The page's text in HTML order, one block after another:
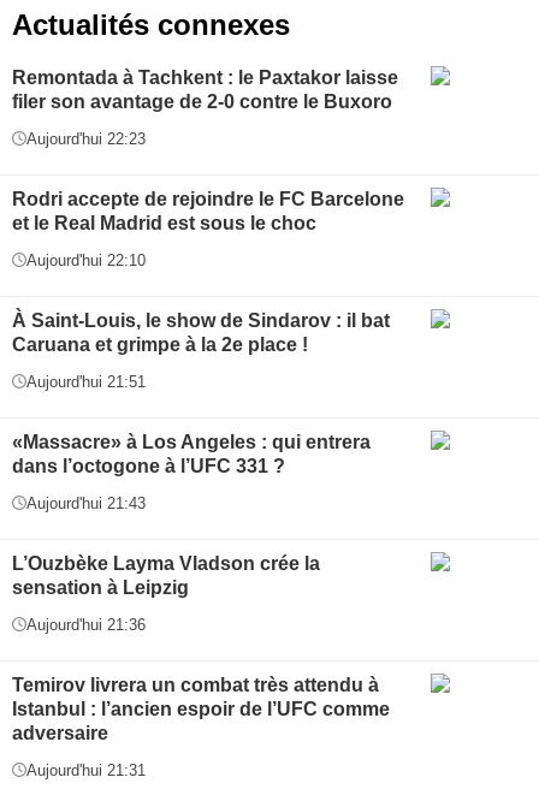
Actualités connexes
Remontada à Tachkent : le Paxtakor laisse
filer son avantage de 2-0 contre le Buxoro
Aujourd'hui 22:23
Rodri accepte de rejoindre le FC Barcelone
et le Real Madrid est sous le choc
Aujourd'hui 22:10
À Saint-Louis, le show de Sindarov : il bat
Caruana et grimpe à la 2e place !
Aujourd'hui 21:51
«Massacre» à Los Angeles : qui entrera
dans l’octogone à l’UFC 331 ?
Aujourd'hui 21:43
L’Ouzbèke Layma Vladson crée la
sensation à Leipzig
Aujourd'hui 21:36
Temirov livrera un combat très attendu à
Istanbul : l’ancien espoir de l’UFC comme
adversaire
Aujourd'hui 21:31